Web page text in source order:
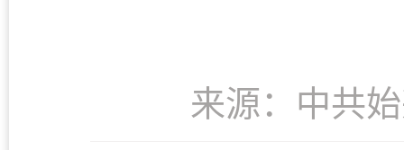
来源：中共